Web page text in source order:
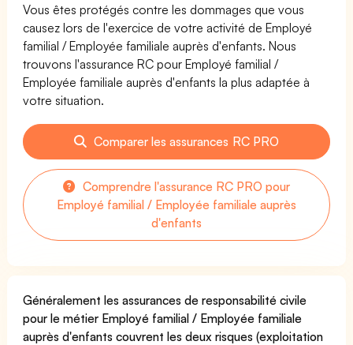
Vous êtes protégés contre les dommages que vous
causez lors de l'exercice de votre activité de Employé
familial / Employée familiale auprès d'enfants. Nous
trouvons l'assurance RC pour Employé familial /
Employée familiale auprès d'enfants la plus adaptée à
votre situation.
Comparer les assurances RC PRO
Comprendre l'assurance RC PRO pour
Employé familial / Employée familiale auprès
d'enfants
Généralement les assurances de responsabilité civile
pour le métier Employé familial / Employée familiale
auprès d'enfants couvrent les deux risques (exploitation